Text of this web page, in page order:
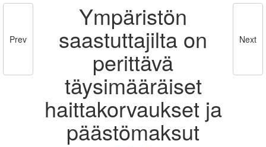
Prev
Ympäristön
saastuttajilta on
perittävä
täysimääräiset
haittakorvaukset ja
päästömaksut
Next